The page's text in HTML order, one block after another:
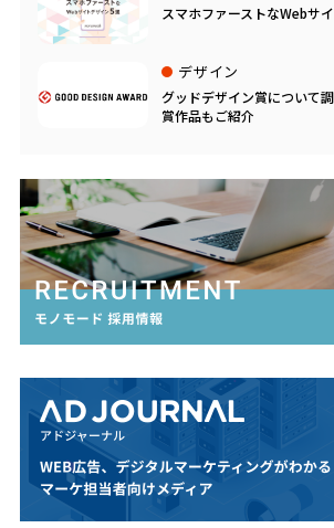
スマホファーストなWebサ
デザイン
グッドデザイン賞について
賞作品もご紹介